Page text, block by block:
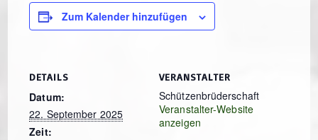
Zum Kalender hinzufügen
DETAILS
Datum:
22. September 2025
Zeit:
VERANSTALTER
Schützenbrüderschaft
Veranstalter-Website
anzeigen